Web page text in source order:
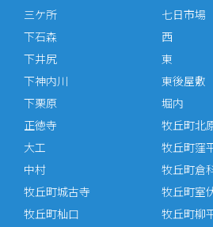
三ケ所
下石森
下井尻
下神内川
下栗原
正徳寺
大工
中村
七日市場
西
東
東後屋敷
堀内
牧丘町北
牧丘町窪
牧丘町倉
牧丘町城古寺
牧丘町杣口
牧丘町室
牧丘町柳